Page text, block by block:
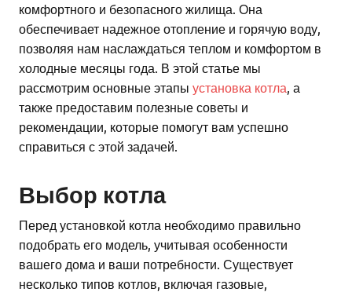
комфортного и безопасного жилища. Она
обеспечивает надежное отопление и горячую воду,
позволяя нам наслаждаться теплом и комфортом в
холодные месяцы года. В этой статье мы
рассмотрим основные этапы установка котла, а
также предоставим полезные советы и
рекомендации, которые помогут вам успешно
справиться с этой задачей.
Выбор котла
Перед установкой котла необходимо правильно
подобрать его модель, учитывая особенности
вашего дома и ваши потребности. Существует
несколько типов котлов, включая газовые,